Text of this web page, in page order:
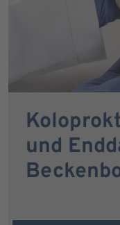
und